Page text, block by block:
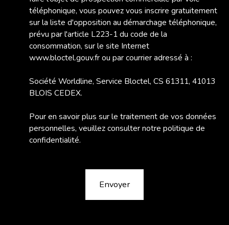
téléphonique, vous pouvez vous inscrire gratuitement
sur la liste d'opposition au démarchage téléphonique,
prévu par l'article L223-1 du code de la
consommation, sur le site Internet
www.bloctel.gouv.fr ou par courrier adressé à :
Société Worldline, Service Bloctel, CS 61311, 41013
BLOIS CEDEX.
Pour en savoir plus sur le traitement de vos données
personnelles, veuillez consulter notre politique de
confidentialité.
Envoyer